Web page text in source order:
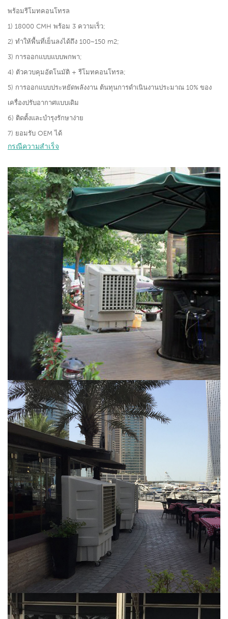
พร้อมรีโมทคอนโทรล
1) 18000 CMH พร้อม 3 ความเร็ว;
2) ทำให้พื้นที่เย็นลงได้ถึง 100~150 m2;
3) การออกแบบแบบพกพา;
4) ตัวควบคุมอัตโนมัติ + รีโมทคอนโทรล;
5) การออกแบบประหยัดพลังงาน ต้นทุนการดำเนินงานประมาณ 10% ของ
เครื่องปรับอากาศแบบเดิม
6) ติดตั้งและบำรุงรักษาง่าย
7) ยอมรับ OEM ได้
กรณีความสำเร็จ